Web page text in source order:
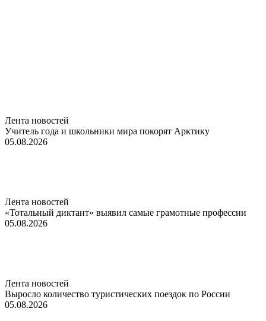
Лента новостей
Учитель года и школьники мира покорят Арктику
05.08.2026
Лента новостей
«Тотальный диктант» выявил самые грамотные профессии
05.08.2026
Лента новостей
Выросло количество туристических поездок по России
05.08.2026